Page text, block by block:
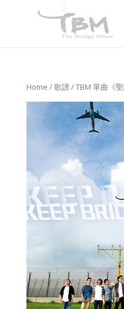
Home /歌譜/ TBM 單曲《